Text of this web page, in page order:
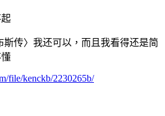
斯传〉我还可以，而且我看得还是简
file/kenckb/2230265b/